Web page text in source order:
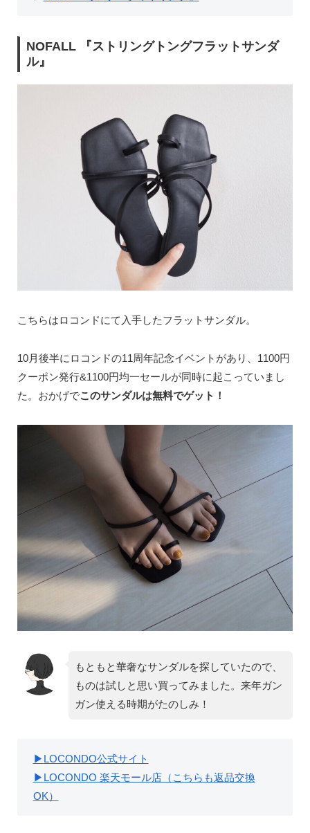
NOFALL 『ストリングトングフラットサンダ
ル』
こちらはロコンドにて入手したフラットサンダル。
10月後半にロコンドの11周年記念イベントがあり、1100円
クーポン発行&1100円均一セールが同時に起こっていまし
た。おかげでこのサンダルは無料でゲット！
もともと華奢なサンダルを探していたので、
ものは試しと思い買ってみました。来年ガン
ガン使える時期がたのしみ！
▶︎ LOCONDO公式サイト
▶︎ LOCONDO 楽天モール店（こちらも返品交換
OK）